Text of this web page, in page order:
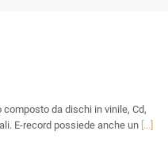
da dischi in vinile, Cd,
E-record possiede anche un [...]